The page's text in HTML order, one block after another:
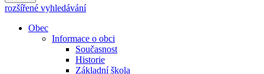
rozšířené vyhledávání
Obec
Informace o obci
Současnost
Historie
Základní škola